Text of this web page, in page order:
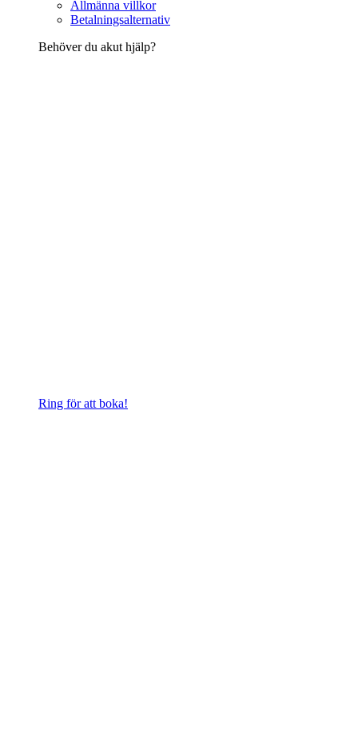
Allmänna villkor
Betalningsalternativ
Behöver du akut hjälp?
Ring för att boka!